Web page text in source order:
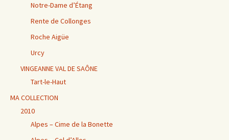
Notre-Dame d’Étang
Rente de Collonges
Roche Aigüe
Urcy
VINGEANNE VAL DE SAÔNE
Tart-le-Haut
MA COLLECTION
2010
Alpes – Cime de la Bonette